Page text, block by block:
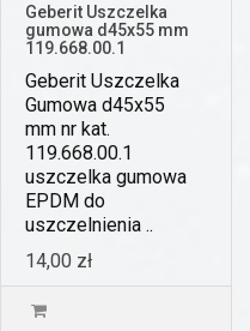
Geberit Uszczelka
gumowa d45x55 mm
119.668.00.1
Geberit Uszczelka
Gumowa d45x55
mm nr kat.
119.668.00.1
uszczelka gumowa
EPDM do
uszczelnienia ..
14,00 zł